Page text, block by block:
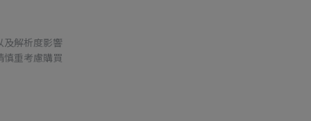
及解析度影響
慎重考慮購買